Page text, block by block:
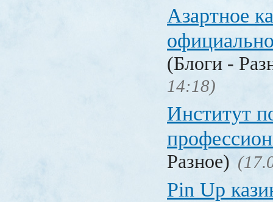
Азартное
(Блоги -
14:18)
Институт
Разное)
Pin Up